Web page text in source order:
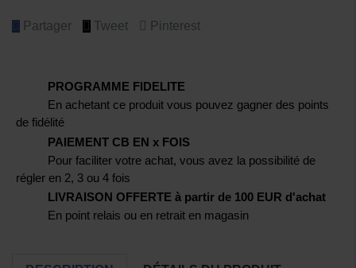
Partager Tweet Pinterest
PROGRAMME FIDELITE
En achetant ce produit vous pouvez gagner des points
de fidélité
PAIEMENT CB EN x FOIS
Pour faciliter votre achat, vous avez la possibilité de
régler en 2, 3 ou 4 fois
LIVRAISON OFFERTE à partir de 100 EUR d'achat
En point relais ou en retrait en magasin